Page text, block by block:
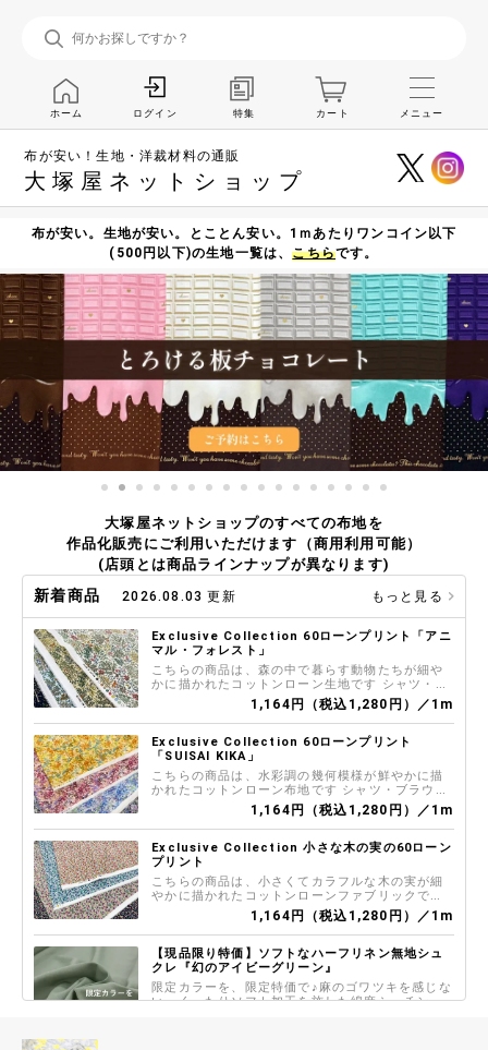
布が安い！生地・洋裁材料の通販
大塚屋ネットショップ
ホーム ログイン 特集 カート メニュー
布が安い。生地が安い。とことん安い。1ｍあたりワンコイン以下
(500円以下)の生地一覧は、こちらです。
大塚屋ネットショップのすべての布地を
作品化販売にご利用いただけます（商用利用可能）
(店頭とは商品ラインナップが異なります)
新着商品 2026.08.03 更新 もっと見る
Exclusive Collection 60ローンプリント「アニ
マル・フォレスト」
こちらの商品は、森の中で暮らす動物たちが細や
かに描かれたコットンローン生地です シャツ・ブ
ラウス、スカートなどの雰囲気あるお洋服づくり
1,164円（税込1,280円）／1m
Exclusive Collection 60ローンプリント
「SUISAI KIKA」
こちらの商品は、水彩調の幾何模様が鮮やかに描
かれたコットンローン布地です シャツ・ブラウ
ス、スカートなどの雰囲気あるお洋服づくりにお
1,164円（税込1,280円）／1m
Exclusive Collection 小さな木の実の60ローン
プリント
こちらの商品は、小さくてカラフルな木の実が細
やかに描かれたコットンローンファブリックです
シャツ・ブラウス、スカートなどの雰囲気あるお
洋服づくりにおすすめです
1,164円（税込1,280円）／1m
【現品限り特価】ソフトなハーフリネン無地シュ
クレ『幻のアイビーグリーン』
限定カラーを、限定特価で♪麻のゴワツキを感じな
い、くったりソフト加工を施した綿麻シーチング